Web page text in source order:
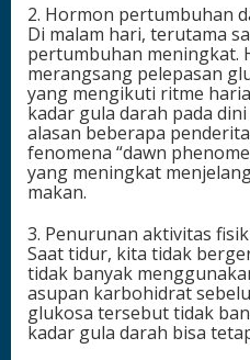
2. Hormon pertumbuhan
Di malam hari, terutama
pertumbuhan meningkat.
merangsang pelepasan
yang mengikuti ritme
kadar gula darah pada
alasan beberapa
fenomena “dawn
yang meningkat
makan.
3. Penurunan aktivitas fisik
Saat tidur, kita tidak
tidak banyak
asupan karbohidrat
glukosa tersebut tidak
kadar gula darah bisa